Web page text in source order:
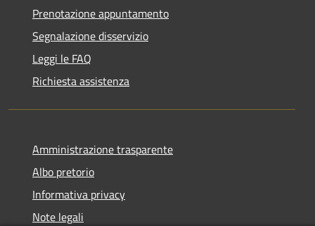
Prenotazione appuntamento
Segnalazione disservizio
Leggi le FAQ
Richiesta assistenza
Amministrazione trasparente
Albo pretorio
Informativa privacy
Note legali